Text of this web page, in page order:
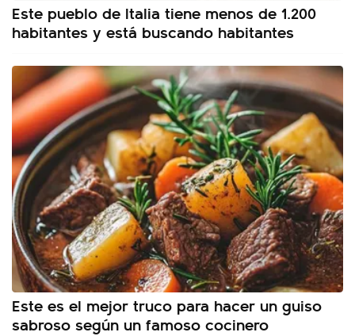
Este pueblo de Italia tiene menos de 1.200
habitantes y está buscando habitantes
Este es el mejor truco para hacer un guiso
sabroso según un famoso cocinero